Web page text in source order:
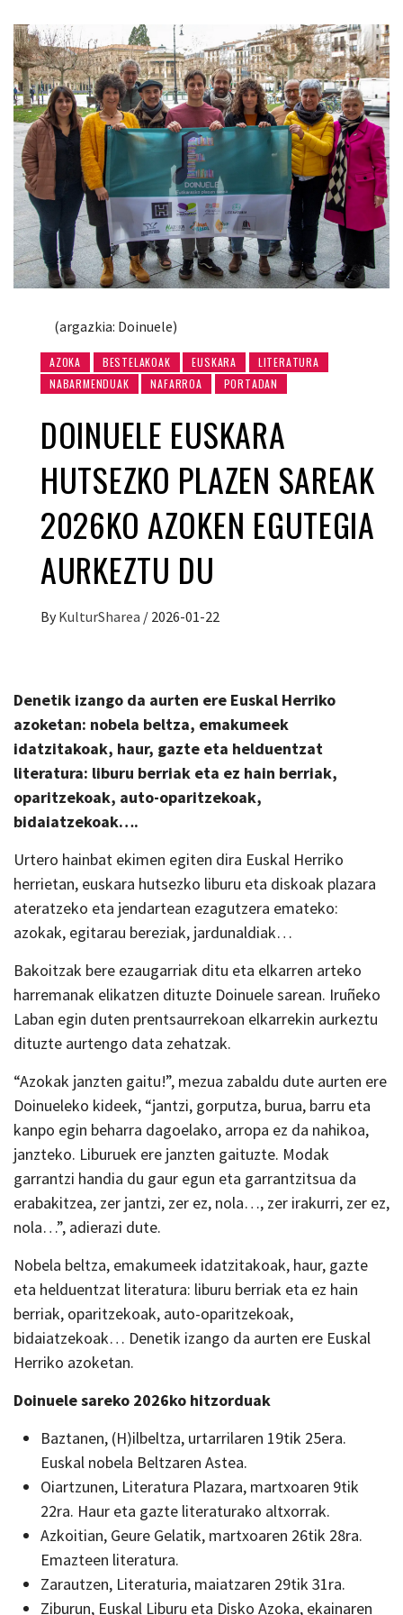
(argazkia: Doinuele)
AZOKA BESTELAKOAK EUSKARA
LITERATURA
NABARMENDUAK
NAFARROA PORTADAN
DOINUELE EUSKARA
HUTSEZKO PLAZEN SAREAK
2026KO AZOKEN EGUTEGIA
AURKEZTU DU
By KulturSharea / 2026-01-22
Denetik izango da aurten ere Euskal Herriko
azoketan: nobela beltza, emakumeek
idatzitakoak, haur, gazte eta helduentzat
literatura: liburu berriak eta ez hain berriak,
oparitzekoak, auto-oparitzekoak,
bidaiatzekoak….
Urtero hainbat ekimen egiten dira Euskal Herriko
herrietan, euskara hutsezko liburu eta diskoak plazara
ateratzeko eta jendartean ezagutzera emateko:
azokak, egitarau bereziak, jardunaldiak…
Bakoitzak bere ezaugarriak ditu eta elkarren arteko
harremanak elikatzen dituzte Doinuele sarean. Iruñeko
Laban egin duten prentsaurrekoan elkarrekin aurkeztu
dituzte aurtengo data zehatzak.
“Azokak janzten gaitu!”, mezua zabaldu dute aurten ere
Doinueleko kideek, “jantzi, gorputza, burua, barru eta
kanpo egin beharra dagoelako, arropa ez da nahikoa,
janzteko. Liburuek ere janzten gaituzte. Modak
garrantzi handia du gaur egun eta garrantzitsua da
erabakitzea, zer jantzi, zer ez, nola…, zer irakurri, zer ez,
nola…”, adierazi dute.
Nobela beltza, emakumeek idatzitakoak, haur, gazte
eta helduentzat literatura: liburu berriak eta ez hain
berriak, oparitzekoak, auto-oparitzekoak,
bidaiatzekoak… Denetik izango da aurten ere Euskal
Herriko azoketan.
Doinuele sareko 2026ko hitzorduak
Baztanen, (H)ilbeltza, urtarrilaren 19tik 25era.
Euskal nobela Beltzaren Astea.
Oiartzunen, Literatura Plazara, martxoaren 9tik
22ra. Haur eta gazte literaturako altxorrak.
Azkoitian, Geure Gelatik, martxoaren 26tik 28ra.
Emazteen literatura.
Zarautzen, Literaturia, maiatzaren 29tik 31ra.
Ziburun, Euskal Liburu eta Disko Azoka, ekainaren